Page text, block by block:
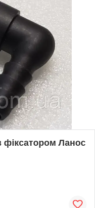
фіксатором Ланос